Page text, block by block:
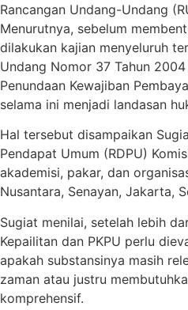
Rancangan Undang-Undang
Menurutnya, sebelum
dilakukan kajian menyeluruh
Undang Nomor 37 Tahun
Penundaan Kewajiban
selama ini menjadi landasan
Hal tersebut disampaikan
Pendapat Umum (RDPU)
akademisi, pakar, dan
Nusantara, Senayan, Jakarta,
Sugiat menilai, setelah lebih
Kepailitan dan PKPU perlu
apakah substansinya masih
zaman atau justru
komprehensif.